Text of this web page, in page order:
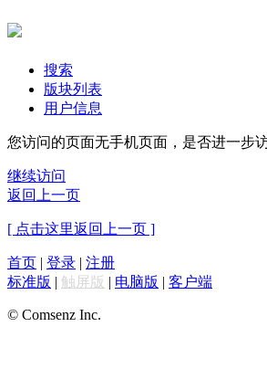
搜索
版块列表
用户信息
您访问的页面无手机页面，是否进一步
继续访问
返回上一页
[ 点击这里返回上一页 ]
首页 | 登录 | 注册
标准版 | 触屏版 | 电脑版 | 客户端
© Comsenz Inc.